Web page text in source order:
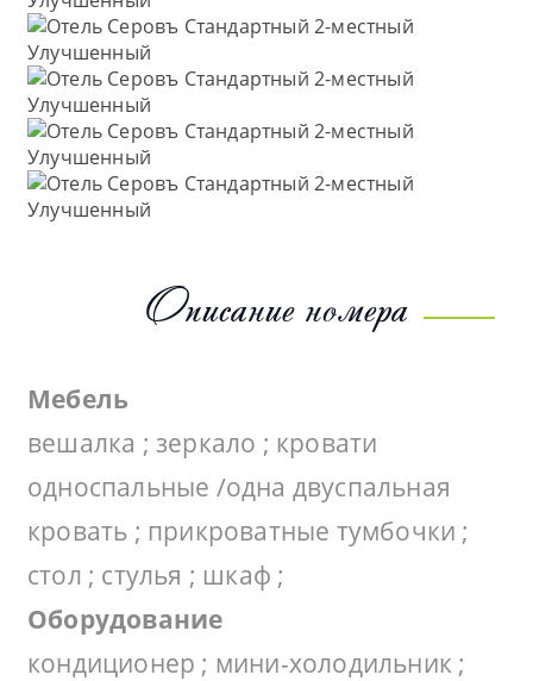
Описание номера
Мебель
вешалка ; зеркало ; кровати
односпальные /одна двуспальная
кровать ; прикроватные тумбочки ;
стол ; стулья ; шкаф ;
Оборудование
кондиционер ; мини-холодильник ;